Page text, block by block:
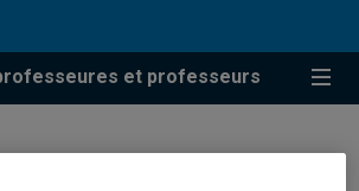
et professeurs